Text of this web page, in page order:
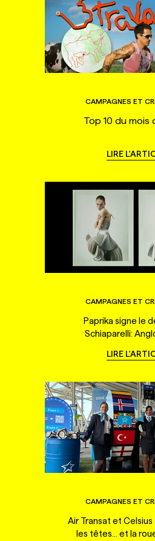
CAMPAGNES ET
Top 10 du mois
LIRE
CAMPAGNES ET
Paprika signe le
Schiaparelli:
LIRE
CAMPAGNES ET
Air Transat et
les têtes... et la